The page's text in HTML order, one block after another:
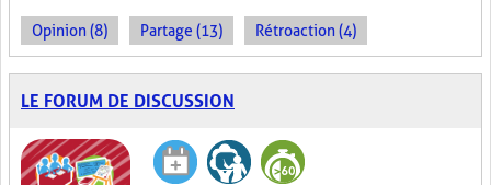
Opinion (8) Partage (13) Rétroaction (4)
LE FORUM DE DISCUSSION